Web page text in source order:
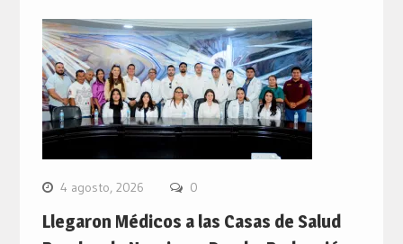
4 agosto, 2026 0
Llegaron Médicos a las Casas de Salud